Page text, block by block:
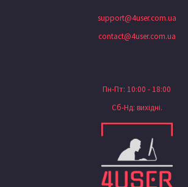
support@4user.com.ua
contact@4user.com.ua
Пн-Пт: 10:00 - 18:00
Сб-Нд: вихідні.